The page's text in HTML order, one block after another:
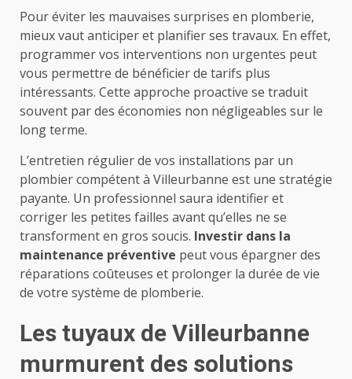
Pour éviter les mauvaises surprises en plomberie,
mieux vaut anticiper et planifier ses travaux. En effet,
programmer vos interventions non urgentes peut
vous permettre de bénéficier de tarifs plus
intéressants. Cette approche proactive se traduit
souvent par des économies non négligeables sur le
long terme.
L’entretien régulier de vos installations par un
plombier compétent à Villeurbanne est une stratégie
payante. Un professionnel saura identifier et
corriger les petites failles avant qu’elles ne se
transforment en gros soucis. Investir dans la
maintenance préventive peut vous épargner des
réparations coûteuses et prolonger la durée de vie
de votre système de plomberie.
Les tuyaux de Villeurbanne
murmurent des solutions